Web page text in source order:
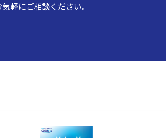
軽にご相談ください。